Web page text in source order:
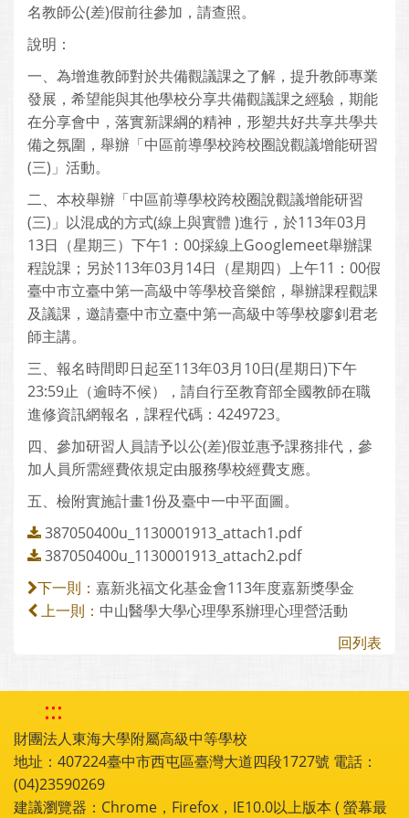
名教師公(差)假前往參加，請查照。
說明：
一、為增進教師對於共備觀議課之了解，提升教師專業
發展，希望能與其他學校分享共備觀議課之經驗，期能
在分享會中，落實新課綱的精神，形塑共好共享共學共
備之氛圍，舉辦「中區前導學校跨校圈說觀議增能研習
(三)」活動。
二、本校舉辦「中區前導學校跨校圈說觀議增能研習
(三)」以混成的方式(線上與實體 )進行，於113年03月
13日（星期三）下午1：00採線上Googlemeet舉辦課
程說課；另於113年03月14日（星期四）上午11：00假
臺中市立臺中第一高級中等學校音樂館，舉辦課程觀課
及議課，邀請臺中市立臺中第一高級中等學校廖釗君老
師主講。
三、報名時間即日起至113年03月10日(星期日)下午
23:59止（逾時不候），請自行至教育部全國教師在職
進修資訊網報名，課程代碼：4249723。
四、參加研習人員請予以公(差)假並惠予課務排代，參
加人員所需經費依規定由服務學校經費支應。
五、檢附實施計畫1份及臺中一中平面圖。
387050400u_1130001913_attach1.pdf
387050400u_1130001913_attach2.pdf
下一則： 嘉新兆福文化基金會113年度嘉新獎學金
上一則： 中山醫學大學心理學系辦理心理營活動
回列表
:::
財團法人東海大學附屬高級中等學校
地址：407224臺中市西屯區臺灣大道四段1727號 電話：
(04)23590269
建議瀏覽器：Chrome，Firefox，IE10.0以上版本 ( 螢幕最